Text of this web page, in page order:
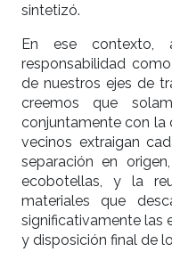
sintetizó.
En ese contexto,
responsabilidad
de nuestros ejes de
creemos que
conjuntamente con la
vecinos extraigan
separación en
ecobotellas, y la
materiales que
significativamente las
y disposición final de